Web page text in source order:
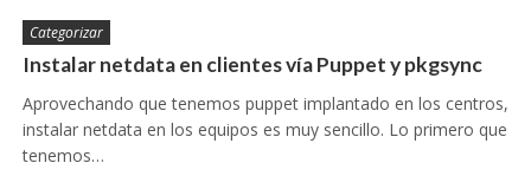
Categorizar
Instalar netdata en clientes vía Puppet y pkgsync
Aprovechando que tenemos puppet implantado en los centros,
instalar netdata en los equipos es muy sencillo. Lo primero que
tenemos…